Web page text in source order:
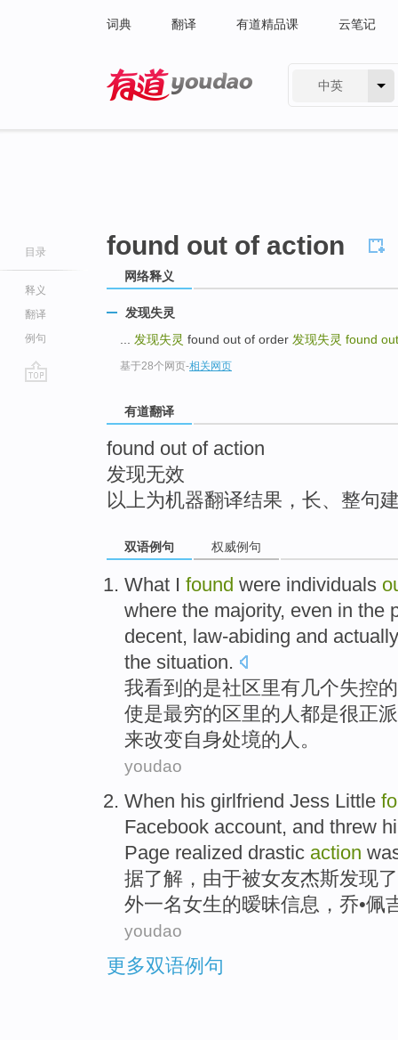
词典 翻译 有道精品课 云笔记
中英
目录
释义
翻译
例句
found out of action
网络释义
发现失灵
发现失灵 found out of order 发现失灵 found
基于28个网页-相关网页
有道翻译
found out of action
发现无效
以上为机器翻译结果，长、整句
双语例句 权威例句
What I found were individuals
where the majority, even in the
decent, law-abiding and actually
the situation.
我看到 的是社区里有几个失控的
使是最穷的区里的人都是很正派
来改变自身处境的人。
youdao
When his girlfriend Jess Little
Facebook account, and threw
Page realized drastic action
据了解，由于被女友杰斯发现了
外一名女生的暧昧信息 ，乔•佩
youdao
更多双语例句